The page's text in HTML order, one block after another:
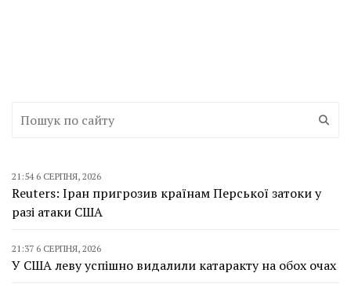
21:54 6 СЕРПНЯ, 2026
Reuters: Іран пригрозив країнам Перської затоки у
разі атаки США
21:37 6 СЕРПНЯ, 2026
У США леву успішно видалили катаракту на обох очах